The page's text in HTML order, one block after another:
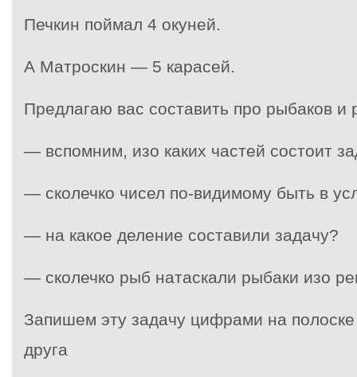
Печкин поймал 4 окуней.
А Матроскин — 5 карасей.
Предлагаю вас составить про рыбаков и
— вспомним, изо каких частей состоит
— сколечко чисел по-видимому быть в
— на какое деление составили задачу?
— сколечко рыб натаскали рыбаки изо
Запишем эту задачу цифрами на
друга